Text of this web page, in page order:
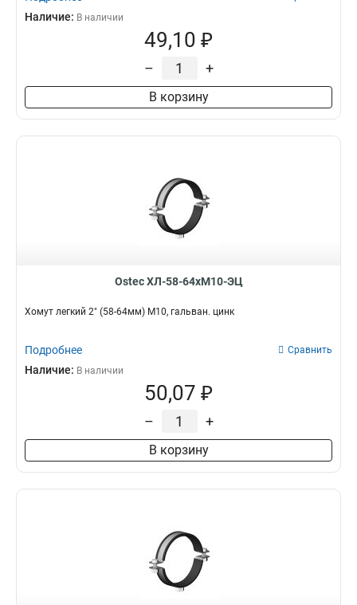
Наличие: В наличии
49,10 ₽
– +
В корзину
Ostec ХЛ-58-64хМ10-ЭЦ
Хомут легкий 2" (58-64мм) М10, гальван. цинк
Подробнее Сравнить
Наличие: В наличии
50,07 ₽
– +
В корзину